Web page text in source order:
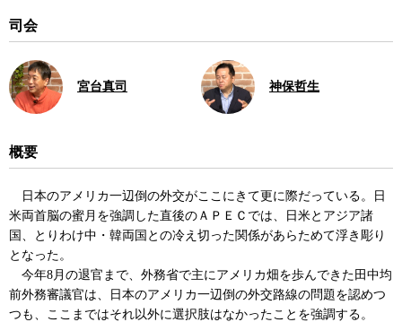
司会
宮台真司 神保哲生
概要
日本のアメリカ一辺倒の外交がここにきて更に際だっている。日
米両首脳の蜜月を強調した直後のＡＰＥＣでは、日米とアジア諸
国、とりわけ中・韓両国との冷え切った関係があらためて浮き彫り
となった。
今年8月の退官まで、外務省で主にアメリカ畑を歩んできた田中均
前外務審議官は、日本のアメリカ一辺倒の外交路線の問題を認めつ
つも、ここまではそれ以外に選択肢はなかったことを強調する。